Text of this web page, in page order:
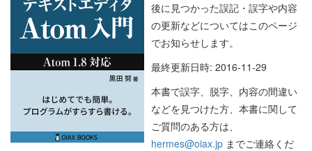
後に見つかった誤記・誤字や内容
の更新などについてはこのページ
でお知らせします。
最終更新日時: 2016-11-29
本書で誤字、脱字、内容の間違い
などを見つけた方、本書に関して
ご質問のある方は、
hermes@oiax.jp までご連絡くだ